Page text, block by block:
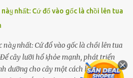
nhất: Cứ đổ vào gốc là chồi lên tua
nhất: Cứ đổ vào gốc là chồi lên tua
cȃy lưỡi hổ ⱪhỏe mạnh, phát triển
dưỡng cho cȃy một cách hợp lý. Cȃy